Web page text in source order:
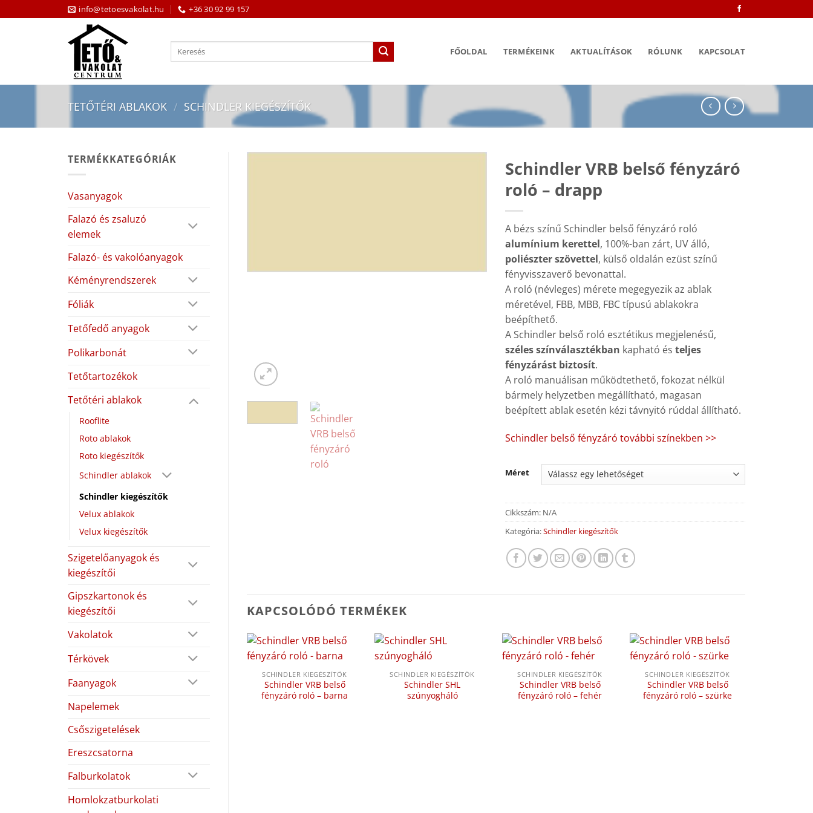
to
info@tetoesvakolat.hu +36 30 92 99 157
Keresés
FŐOLDAL TERMÉKEINK AKTUALÍTÁSOK RÓLUNK KAPCSOLAT
TETŐTÉRI ABLAKOK / SCHINDLER KIEGÉSZÍTŐK
TERMÉKKATEGÓRIÁK
Vasanyagok
Falazó és zsaluzó
elemek
Falazó- és vakolóanyagok
Kéményrendszerek
Fóliák
Tetőfedő anyagok
Polikarbonát
Tetőtartozékok
Tetőtéri ablakok
Rooflite
Roto ablakok
Roto kiegészítők
Schindler ablakok
Schindler kiegészítők
Velux ablakok
Velux kiegészítők
Szigetelőanyagok és
kiegészítői
Gipszkartonok és
kiegészítői
Vakolatok
Térkövek
Faanyagok
Napelemek
Csőszigetelések
Ereszcsatorna
Falburkolatok
Homlokzatburkolati
Schindler VRB belső fényzáró
roló – drapp
A bézs színű Schindler belső fényzáró roló
alumínium kerettel, 100%-ban zárt, UV álló,
poliészter szövettel, külső oldalán ezüst színű
fényvisszaverő bevonattal.
A roló (névleges) mérete megegyezik az ablak
méretével, FBB, MBB, FBC típusú ablakokra
beépíthető.
A Schindler belső roló esztétikus megjelenésű,
széles színválasztékban kapható és teljes
fényzárást biztosít.
A roló manuálisan működtethető, fokozat nélkül
bármely helyzetben megállítható, magasan
beépített ablak esetén kézi távnyitó rúddal állítható.
Schindler belső fényzáró további színekben >>
Méret
Cikkszám: N/A
Kategória:Schindler kiegészítők
KAPCSOLÓDÓ TERMÉKEK
SCHINDLER KIEGÉSZÍTŐK
Schindler VRB belső
fényzáró roló – barna
SCHINDLER KIEGÉSZÍTŐK
Schindler SHL
szúnyogháló
SCHINDLER KIEGÉSZÍTŐK
Schindler VRB belső
fényzáró roló – fehér
SCHINDLER KIEGÉSZÍTŐK
Schindler VRB belső
fényzáró roló – szürke